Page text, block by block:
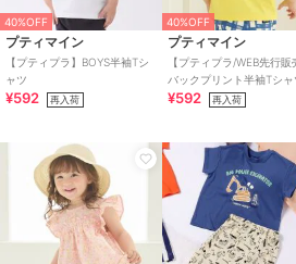
40%OFF
プティマイン
【プティプラ】BOYS半袖Tシ
ャツ
¥592 再入荷
40%OFF
プティマイン
【プティプラ/WEB先行販
バックプリント半袖Tシャ
¥592 再入荷